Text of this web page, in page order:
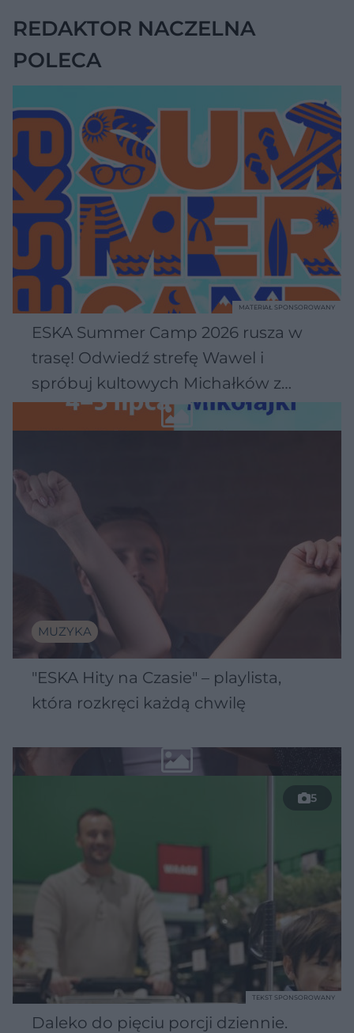
REDAKTOR NACZELNA
POLECA
ESKA Summer Camp 2026 rusza w
trasę! Odwiedź strefę Wawel i
spróbuj kultowych Michałków z
Wawelu
MATERIAŁ SPONSOROWANY
MUZYKA
"ESKA Hity na Czasie" – playlista,
która rozkręci każdą chwilę
5
Daleko do pięciu porcji dziennie.
TEKST SPONSOROWANY